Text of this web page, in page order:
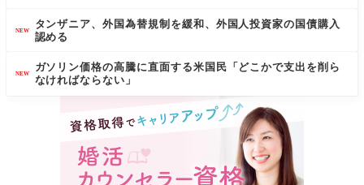
NEW
タンザニア、外国為替規制を緩和、外国人投資家の国債購入
認める
NEW
ガソリン価格の高騰に直面する米国民「どこかで支出を削ら
なければならない」